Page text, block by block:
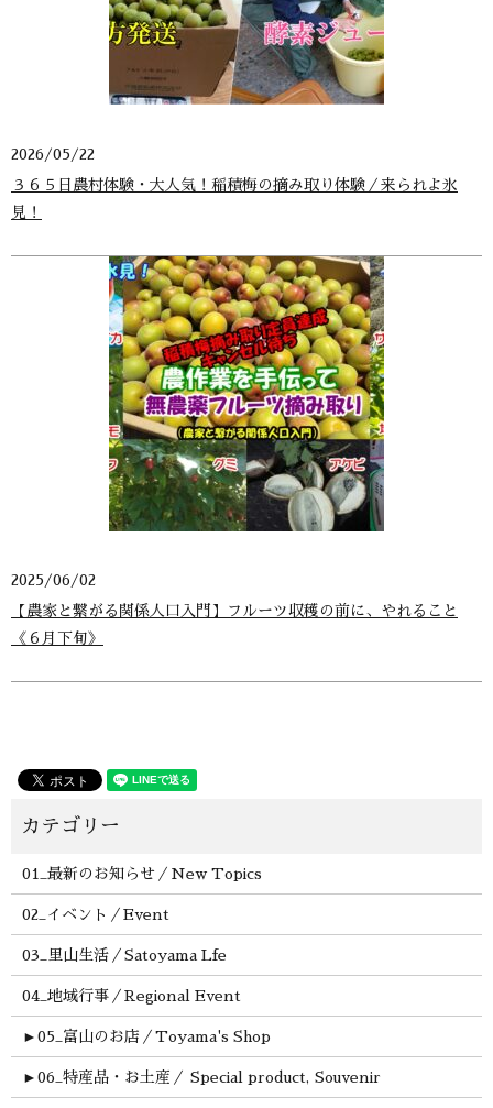
2026/05/22
３６５日農村体験・大人気！稲積梅の摘み取り体験／来られよ氷
見！
2025/06/02
【農家と繋がる関係人口入門】フルーツ収穫の前に、やれること
《６月下旬》
01_最新のお知らせ／New Topics
02_イベント／Event
03_里山生活／Satoyama Lfe
04_地域行事／Regional Event
► 05_富山のお店／Toyama's Shop
► 06_特産品・お土産／ Special product, Souvenir